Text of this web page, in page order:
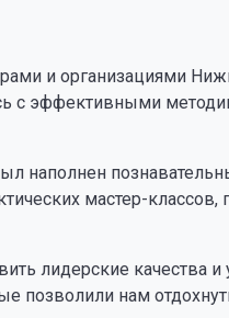
и организациями
с эффективными
наполнен
мастер-
лидерские качества и
позволили нам